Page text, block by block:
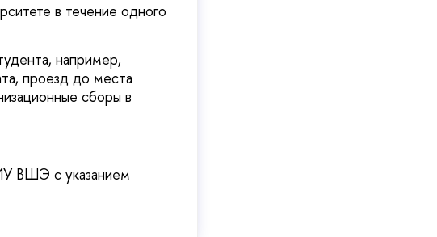
в течение одного
например,
проезд до места
сборы в
ВШЭ с указанием